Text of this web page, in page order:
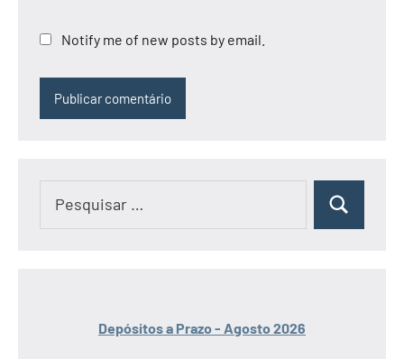
Notify me of new posts by email.
Pesquisar
Depósitos a Prazo - Agosto 2026